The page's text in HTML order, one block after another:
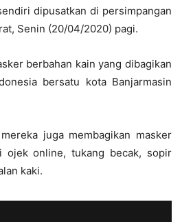
dipusatkan di persimpangan
Senin (20/04/2020) pagi.
berbahan kain yang dibagikan
bersatu kota Banjarmasin
juga membagikan masker
ojek online, tukang becak, sopir
kaki.